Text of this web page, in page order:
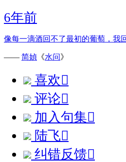
6年前
像每一滴酒回不了最初的葡萄，我
—— 简媜 《水问》
喜欢
评论
加入句集
陆飞
纠错反馈